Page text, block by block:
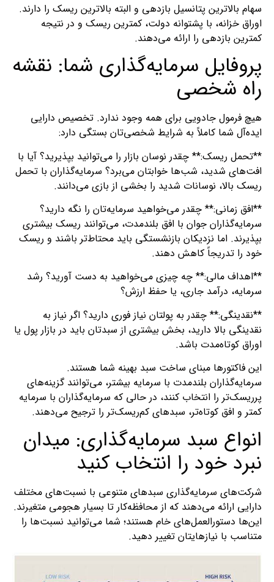
سهام بالاترین پتانسیل بازدهی و البته بالاترین ریسک را دارند.
اوراق خزانه، با پشتوانه دولت، کمترین ریسک و در نتیجه
کمترین بازدهی را ارائه می‌دهند.
پروفایل سرمایه‌گذاری شما: نقشه
راه شخصی
هیچ فرمول جادویی برای همه وجود ندارد. تخصیص دارایی
ایده‌آل شما کاملاً به شرایط شخصی‌تان بستگی دارد:
**تحمل ریسک:** چقدر نوسان بازار را می‌توانید بپذیرید؟ آیا با
افت‌های شدید، شب‌ها خوابتان می‌برد؟ سرمایه‌گذاران با تحمل
ریسک بالا، نوسانات شدید را بخشی از بازی می‌دانند.
**افق زمانی:** چقدر می‌خواهید سرمایه‌تان را نگه دارید؟
سرمایه‌گذاران جوان با افق بلندمدت، می‌توانند ریسک بیشتری
بپذیرند. اما نزدیکان بازنشستگی باید محتاط‌تر باشند و ریسک
خود را تدریجاً کاهش دهند.
**اهداف مالی:** چه چیزی می‌خواهید به دست آورید؟ رشد
سرمایه، درآمد جاری، یا حفظ ارزش؟
**نقدینگی:** چقدر به پولتان نیاز فوری دارید؟ اگر نیاز به
نقدینگی بالا دارید، بخش بیشتری از سبدتان باید در بازار پول یا
اوراق کوتاه‌مدت باشد.
این فاکتورها مبنای ساخت سبد بهینه شما هستند.
سرمایه‌گذاران بلندمدت با سرمایه بیشتر، می‌توانند گزینه‌های
پرریسک‌تر را انتخاب کنند، در حالی که سرمایه‌گذاران با سرمایه
کمتر و افق کوتاه‌تر، سبدهای کم‌ریسک‌تر را ترجیح می‌دهند.
انواع سبد سرمایه‌گذاری: میدان
نبرد خود را انتخاب کنید
شرکت‌های سرمایه‌گذاری سبدهای متنوعی با نسبت‌های مختلف
دارایی ارائه می‌دهند که از محافظه‌کار تا بسیار هجومی متغیرند.
این‌ها دستورالعمل‌های خام هستند؛ شما می‌توانید نسبت‌ها را
متناسب با نیازهایتان تغییر دهید.